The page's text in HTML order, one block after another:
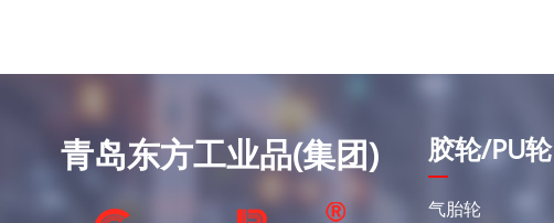
青岛东方工业品(集团) 胶轮/PU轮
气胎轮